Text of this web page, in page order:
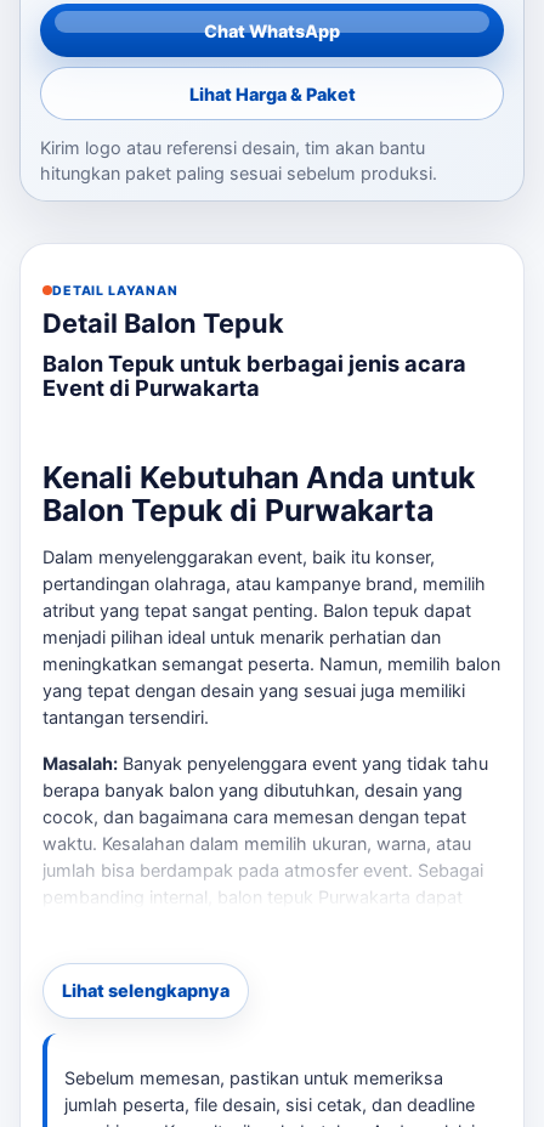
Chat WhatsApp
Lihat Harga & Paket
Kirim logo atau referensi desain, tim akan bantu
hitungkan paket paling sesuai sebelum produksi.
DETAIL LAYANAN
Detail Balon Tepuk
Balon Tepuk untuk berbagai jenis acara
Event di Purwakarta
Kenali Kebutuhan Anda untuk
Balon Tepuk di Purwakarta
Dalam menyelenggarakan event, baik itu konser,
pertandingan olahraga, atau kampanye brand, memilih
atribut yang tepat sangat penting. Balon tepuk dapat
menjadi pilihan ideal untuk menarik perhatian dan
meningkatkan semangat peserta. Namun, memilih balon
yang tepat dengan desain yang sesuai juga memiliki
tantangan tersendiri.
Masalah: Banyak penyelenggara event yang tidak tahu
berapa banyak balon yang dibutuhkan, desain yang
cocok, dan bagaimana cara memesan dengan tepat
waktu. Kesalahan dalam memilih ukuran, warna, atau
jumlah bisa berdampak pada atmosfer event. Sebagai
pembanding internal, balon tepuk Purwakarta dapat
Risiko:Mengabaikan detail-detail ini dapat membuat
event Anda kurang menarik dan tidak sesuai harapan.
Misalnya, balon dengan desain yang tidak jelas akan
sulit dibaca oleh audiens, dan dapat mengurangi daya
tarik sponsor. Untuk membandingkan opsi yang masih
Lihat selengkapnya
Sebelum memesan, pastikan untuk memeriksa
jumlah peserta, file desain, sisi cetak, dan deadline